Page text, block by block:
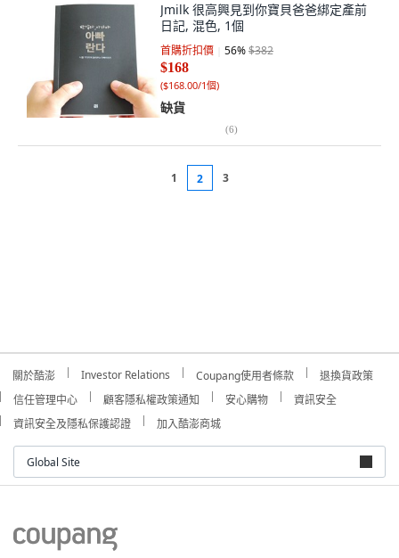
Jmilk 很高興見到你寶貝爸爸綁定產前
日記, 混色, 1個
首購折扣價 56%$382
$168
($168.00/1個)
缺貨
(6)
1 2 3
關於酷澎 Investor Relations Coupang使用者條款
退換貨政策
信任管理中心
顧客隱私權政策通知 安心購物
資訊安全
資訊安全及隱私保護認證
加入酷澎商城
Global Site